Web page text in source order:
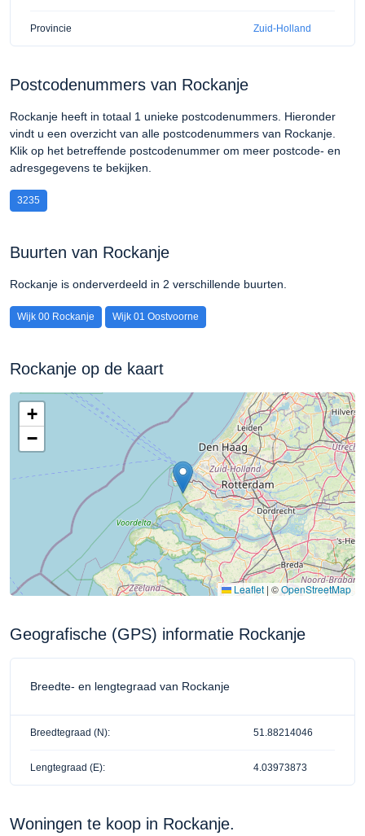
Provincie Zuid-Holland
Postcodenummers van Rockanje
Rockanje heeft in totaal 1 unieke postcodenummers. Hieronder
vindt u een overzicht van alle postcodenummers van Rockanje.
Klik op het betreffende postcodenummer om meer postcode- en
adresgegevens te bekijken.
3235
Buurten van Rockanje
Rockanje is onderverdeeld in 2 verschillende buurten.
Wijk 00 Rockanje Wijk 01 Oostvoorne
Rockanje op de kaart
+
−
Leaflet | ©OpenStreetMap
Geografische (GPS) informatie Rockanje
Breedte- en lengtegraad van Rockanje
Breedtegraad (N): 51.88214046
Lengtegraad (E): 4.03973873
Woningen te koop in Rockanje.